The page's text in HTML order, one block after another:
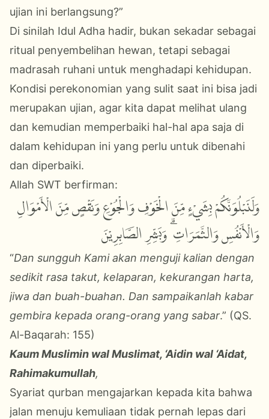
ujian ini berlangsung?”
Di sinilah Idul Adha hadir, bukan sekadar sebagai
ritual penyembelihan hewan, tetapi sebagai
madrasah ruhani untuk menghadapi kehidupan.
Kondisi perekonomian yang sulit saat ini bisa jadi
merupakan ujian, agar kita dapat melihat ulang
dan kemudian memperbaiki hal-hal apa saja di
dalam kehidupan ini yang perlu untuk dibenahi
dan diperbaiki.
Allah SWT berfirman:
وَلَنَبْلُوَنَّكُمْ بِشَيْءٍ مِّنَ الْخَوْفِ وَالْجُوْعِ وَنَقْصٍ مِّنَ الْأَمْوَالِ
وَالْأَنْفُسِ وَالثَّمَرَاتِ ۗ وَبَشِّرِ الصَّابِرِيْنَ
“Dan sungguh Kami akan menguji kalian dengan
sedikit rasa takut, kelaparan, kekurangan harta,
jiwa dan buah-buahan. Dan sampaikanlah kabar
gembira kepada orang-orang yang sabar.” (QS.
Al-Baqarah: 155)
Kaum Muslimin wal Muslimat, ‘Aidin wal ‘Aidat,
Rahimakumullah,
Syariat qurban mengajarkan kepada kita bahwa
jalan menuju kemuliaan tidak pernah lepas dari